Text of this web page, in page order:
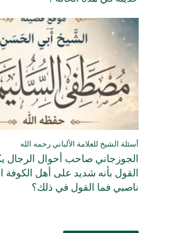
أسئلة الشيخ للعلامة الألباني رحمه الله
الجوزجاني صاحب أحوال الرجال
القول بأنه شديد على أهل الكوفة
ناصبي فما القول في ذلك؟